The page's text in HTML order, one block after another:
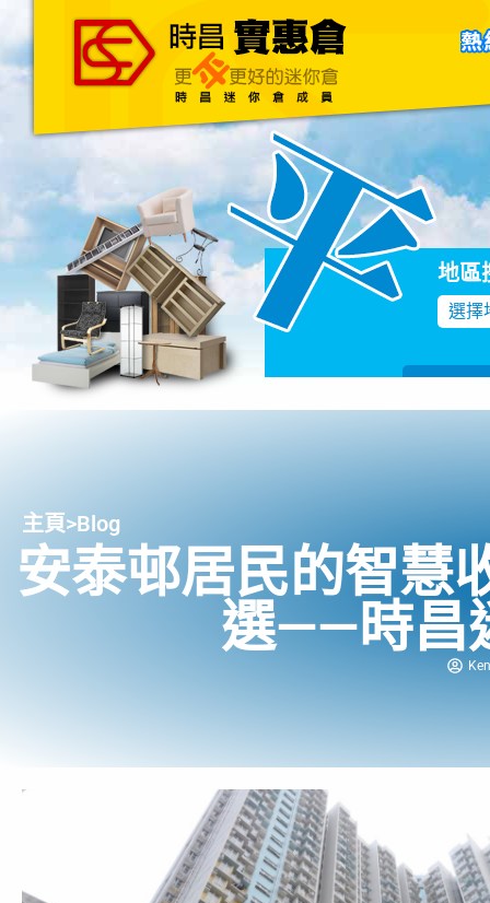
主頁 關於我們 聯絡我們
地區
選擇
主頁>Blog
安泰邨居民的智慧
選——時昌